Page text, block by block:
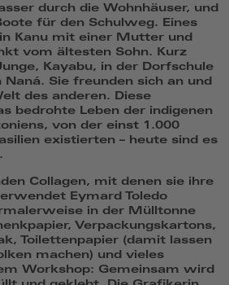
durch die Wohnhäuser, und
für den Schulweg. Eines
Kanu mit einer Mutter und
vom ältesten Sohn. Kurz
Kayabu, in der Dorfschule
Sie freunden sich an und
des anderen. Diese
bedrohte Leben der indigenen
von der einst 1.000
existierten – heute sind es
Collagen, mit denen sie ihre
Eymard Toledo
in der Mülltonne
Verpackungskartons,
Toilettenpapier (damit lassen
machen) und vieles
Workshop: Gemeinsam wird